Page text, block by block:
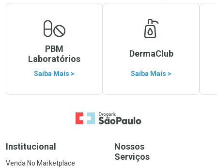
PBM
Laboratórios
Saiba Mais >
DermaClub
Saiba Mais >
Ir para a Home
Institucional
Venda No Marketplace
Nossos
Serviços